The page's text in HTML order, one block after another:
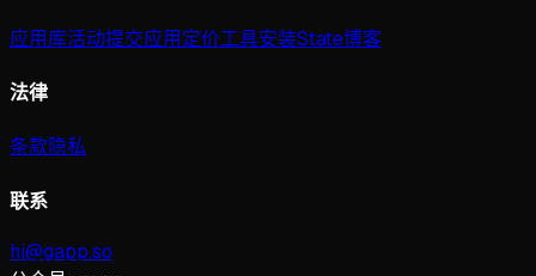
应用库活动提交应用定价工具安装State博客
法律
条款隐私
联系
hi@gapp.so